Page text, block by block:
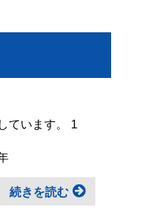
ています。 1
続きを読む